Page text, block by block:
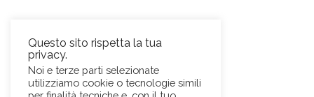
Via Antonio Pacinotti 63, 00146 Roma
Mob.+39 3384389569
Questo sito rispetta la tua
privacy.
Noi e terze parti selezionate
utilizziamo cookie o tecnologie simili